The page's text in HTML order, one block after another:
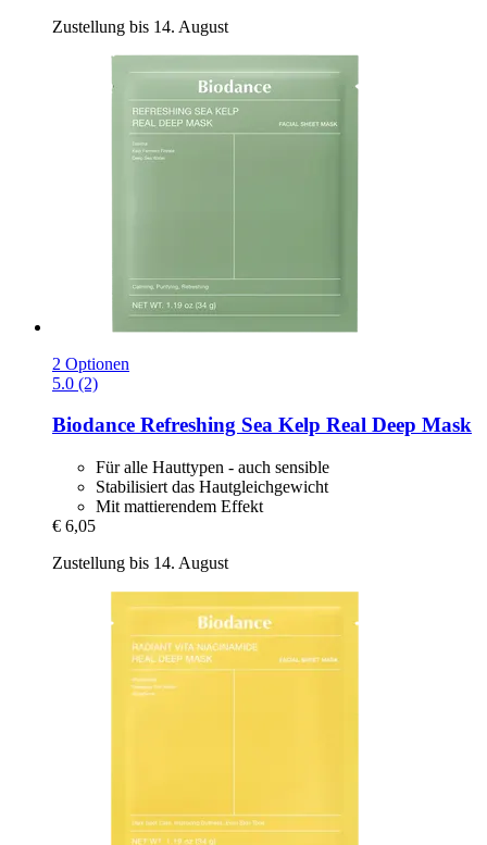
Zustellung bis 14. August
2 Optionen
5.0 (2)
Biodance Refreshing Sea Kelp Real Deep Mask
Für alle Hauttypen - auch sensible
Stabilisiert das Hautgleichgewicht
Mit mattierendem Effekt
€ 6,05
Zustellung bis 14. August